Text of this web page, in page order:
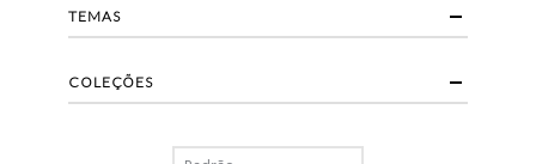
TEMAS
COLEÇÕES